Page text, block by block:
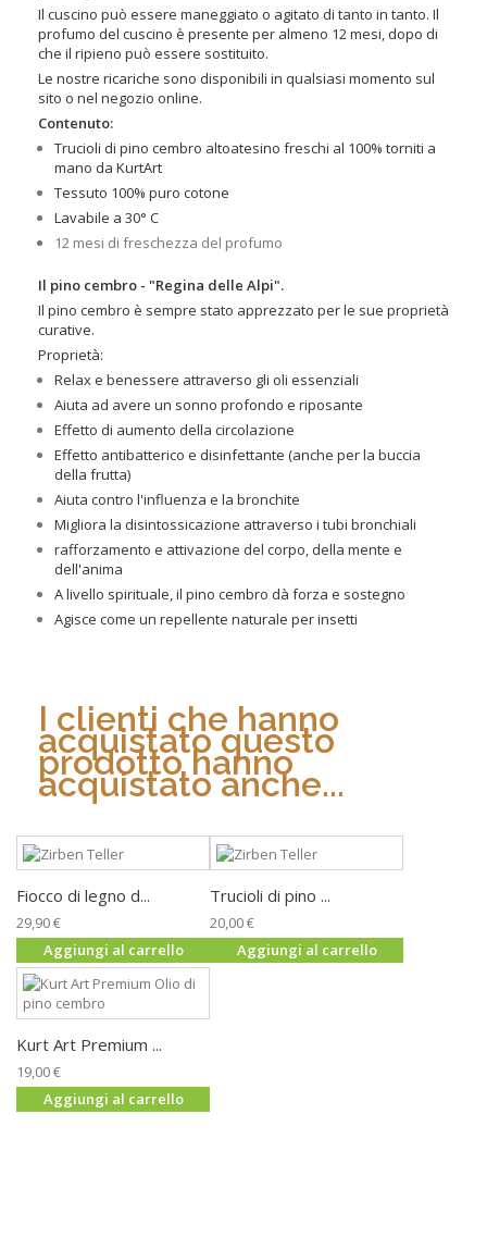
Il cuscino può essere maneggiato o agitato di tanto in tanto. Il
profumo del cuscino è presente per almeno 12 mesi, dopo di
che il ripieno può essere sostituito.
Le nostre ricariche sono disponibili in qualsiasi momento sul
sito o nel negozio online.
Contenuto:
Trucioli di pino cembro altoatesino freschi al 100% torniti a
mano da KurtArt
Tessuto 100% puro cotone
Lavabile a 30° C
12 mesi di freschezza del profumo
Il pino cembro - "Regina delle Alpi".
Il pino cembro è sempre stato apprezzato per le sue proprietà
curative.
Proprietà:
Relax e benessere attraverso gli oli essenziali
Aiuta ad avere un sonno profondo e riposante
Effetto di aumento della circolazione
Effetto antibatterico e disinfettante (anche per la buccia
della frutta)
Aiuta contro l'influenza e la bronchite
Migliora la disintossicazione attraverso i tubi bronchiali
rafforzamento e attivazione del corpo, della mente e
dell'anima
A livello spirituale, il pino cembro dà forza e sostegno
Agisce come un repellente naturale per insetti
I clienti che hanno
acquistato questo
prodotto hanno
acquistato anche...
Fiocco di legno d...
29,90 €
Aggiungi al carrello
Trucioli di pino ...
20,00 €
Aggiungi al carrello
Kurt Art Premium ...
19,00 €
Aggiungi al carrello